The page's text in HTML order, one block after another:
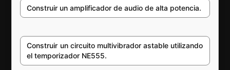
Construir un amplificador de audio de alta potencia.
Construir un circuito multivibrador astable utilizando
el temporizador NE555.